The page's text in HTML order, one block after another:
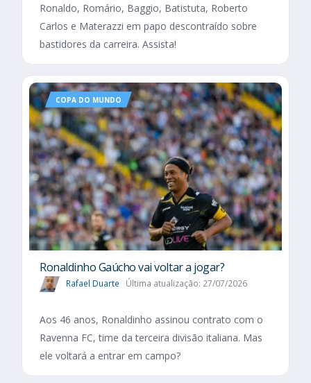
Ronaldo, Romário, Baggio, Batistuta, Roberto
Carlos e Materazzi em papo descontraído sobre
bastidores da carreira. Assista!
COPA DO MUNDO
Ronaldinho Gaúcho vai voltar a jogar?
Rafael Duarte Última atualização: 27/07/2026
Aos 46 anos, Ronaldinho assinou contrato com o
Ravenna FC, time da terceira divisão italiana. Mas
ele voltará a entrar em campo?